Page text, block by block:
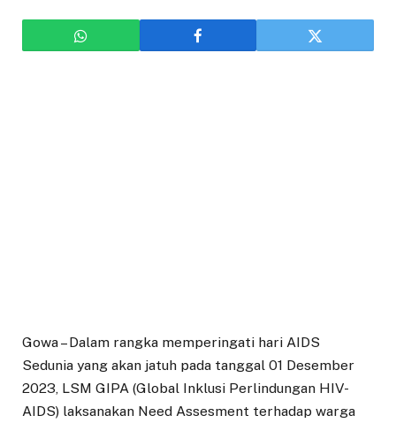
Gowa – Dalam rangka memperingati hari AIDS
Sedunia yang akan jatuh pada tanggal 01 Desember
2023, LSM GIPA (Global Inklusi Perlindungan HIV-
AIDS) laksanakan Need Assesment terhadap warga